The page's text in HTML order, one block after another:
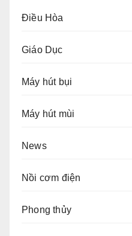
Điều Hòa
Giáo Dục
Máy hút bụi
Máy hút mùi
News
Nồi cơm điện
Phong thủy